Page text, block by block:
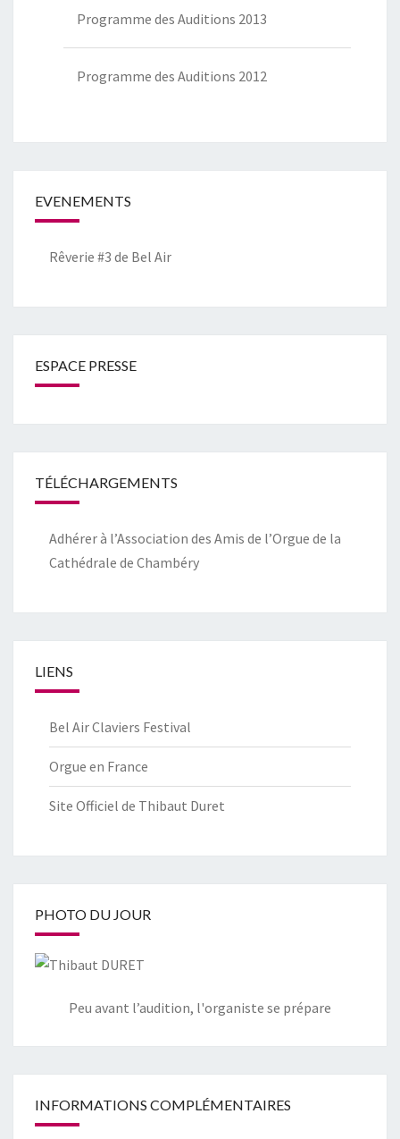
Programme des Auditions 2013
Programme des Auditions 2012
EVENEMENTS
Rêverie #3 de Bel Air
ESPACE PRESSE
TÉLÉCHARGEMENTS
Adhérer à l’Association des Amis de l’Orgue de la
Cathédrale de Chambéry
LIENS
Bel Air Claviers Festival
Orgue en France
Site Officiel de Thibaut Duret
PHOTO DU JOUR
Peu avant l’audition, l'organiste se prépare
INFORMATIONS COMPLÉMENTAIRES